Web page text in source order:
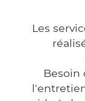
Les
Besoin